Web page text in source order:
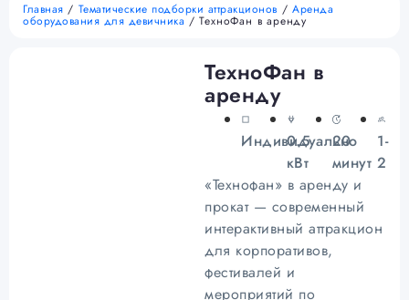
Главная / Тематические подборки аттракционов /Аренда
оборудования для девичника/ ТехноФан в аренду
ТехноФан в
аренду
Индивидуально
0.5
кВт
20
минут
1-
2
«Технофан» в аренду и
прокат — современный
интерактивный аттракцион
для корпоративов,
фестивалей и
мероприятий по